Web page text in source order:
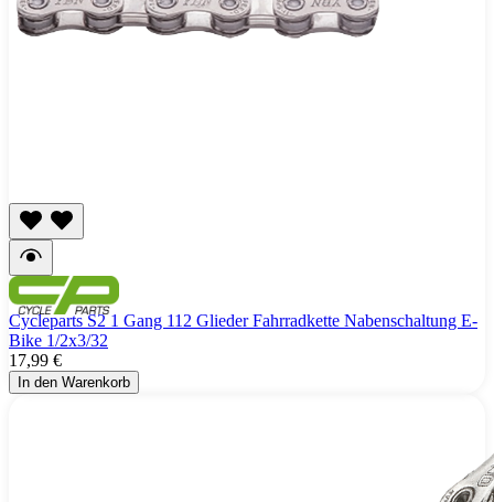
Cycleparts S2 1 Gang 112 Glieder Fahrradkette Nabenschaltung E-
Bike 1/2x3/32
17,99 €
In den Warenkorb